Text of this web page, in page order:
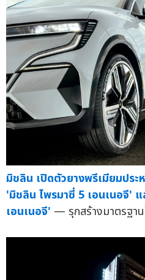
มิชลิน เปิดตัวยางพรีเมียมปร
'มิชลิน ไพรมาซี่ 5 เอนเนอจี'
เอนเนอจี' — รุกสร้างมาตรฐาน